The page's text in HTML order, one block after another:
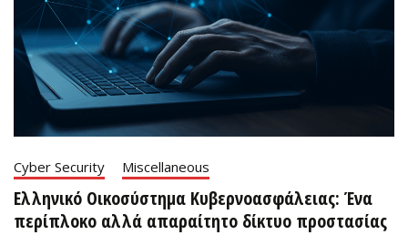
Cyber Security Miscellaneous
Ελληνικό Οικοσύστημα Κυβερνοασφάλειας: Ένα
περίπλοκο αλλά απαραίτητο δίκτυο προστασίας